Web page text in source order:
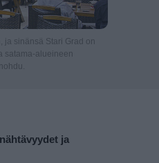
ja sinänsä Stari Grad on
satama-alueineen
ja